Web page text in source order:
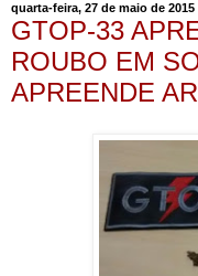
quarta-feira, 27 de maio de 2015
GTOP-33
ROUBO EM
APREENDE